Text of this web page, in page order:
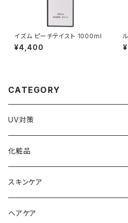
イズム ピーチテイスト 1000ml
¥4,400
CATEGORY
UV対策
化粧品
化粧下地
ファンデーション／パウダー
スキンケア
導入化粧水／化粧水
ヘアケア